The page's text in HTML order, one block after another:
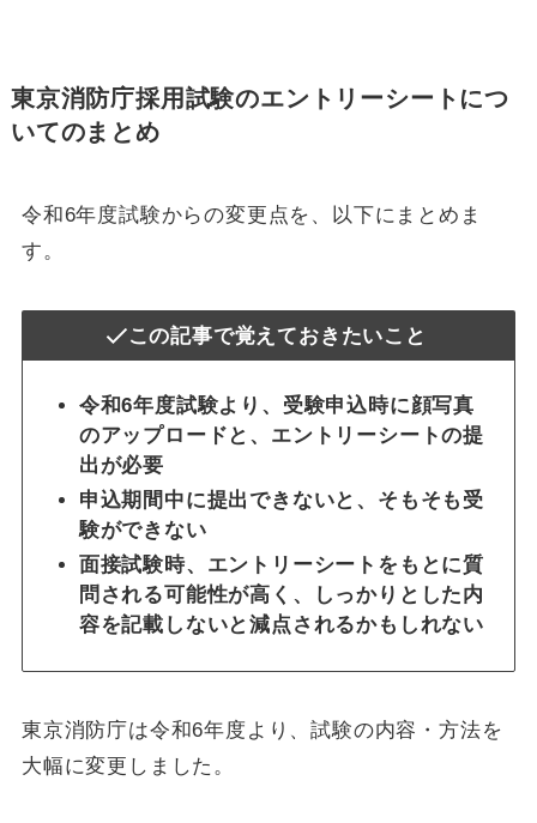
東京消防庁採用試験のエントリーシートにつ
いてのまとめ
令和6年度試験からの変更点を、以下にまとめま
す。
この記事で覚えておきたいこと
令和6年度試験より、受験申込時に顔写真
のアップロードと、エントリーシートの提
出が必要
申込期間中に提出できないと、そもそも受
験ができない
面接試験時、エントリーシートをもとに質
問される可能性が高く、しっかりとした内
容を記載しないと減点されるかもしれない
東京消防庁は令和6年度より、試験の内容・方法を
大幅に変更しました。